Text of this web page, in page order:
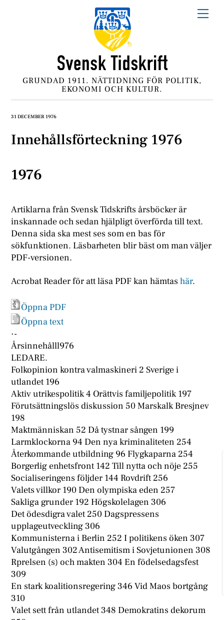
GRUNDAD 1911. NÄTTIDNING FÖR POLITIK,
EKONOMI OCH KULTUR.
31 DECEMBER 1976
Innehållsförteckning 1976
1976
Artiklarna från Svensk Tidskrifts årsböcker är
inskannade och sedan hjälpligt överförda till text.
Denna sida ska mest ses som en bas för
sökfunktionen. Läsbarheten blir bäst om man väljer
PDF-versionen.
Acrobat Reader för att läsa PDF kan hämtashär.
Öppna PDF
Öppna text
·-
Årsinnehålll976
LEDARE.
Folkopinion kontra valmaskineri 2 Sverige i
utlandet 196
Aktiv utrikespolitik 4 Orättvis familjepolitik 197
Förutsättningslös diskussion 50 Marskalk Bresjnev
198
Maktmänniskan 52 Då tystnar sången 199
Larmklockorna 94 Den nya kriminaliteten 254
Återkommande utbildning 96 Flygkaparna 254
Borgerlig enhetsfront 142 Till nytta och nöje 255
Socialiseringens följder 144 Rovdrift 256
Valets villkor 190 Den olympiska eden 257
Sakliga grunder 192 Högskolelagen 306
Det ödesdigra valet 250 Dagspressens
upplageutveckling 306
Kommunisterna i Berlin 252 I politikens öken 307
Valutgången 302 Antisemitism i Sovjetunionen 308
Rprelsen (s) och makten 304 En födelsedagsfest
309
En stark koalitionsregering 346 Vid Maos bortgång
310
Valet sett från utlandet 348 Demokratins dekorum